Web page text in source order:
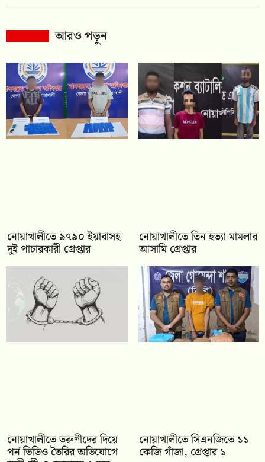
আরও পড়ুন
নোয়াখালীতে ৯৭৯০ ইয়াবাসহ
দুই পাচারকারী গ্রেপ্তার
নোয়াখালীতে তিন হত্যা মামলার
আসামি গ্রেপ্তার
নোয়াখালীতে তরুণীদের দিয়ে
পর্ন ভিডিও তৈরির অভিযোগে
নোয়াখালীতে সিএনজিতে ১১
কেজি গাঁজা, গ্রেপ্তার ১